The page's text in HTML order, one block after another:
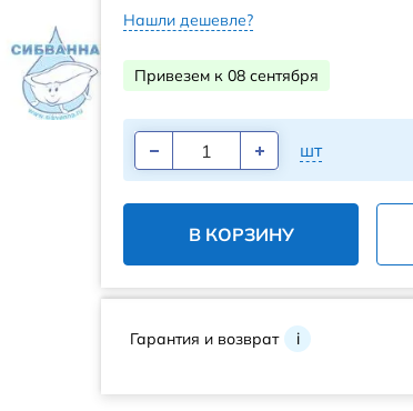
Нашли дешевле?
Привезем к 08 сентября
шт
В КОРЗИНУ
Гарантия и возврат i